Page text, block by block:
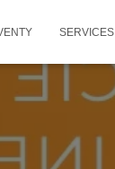
SERVICES